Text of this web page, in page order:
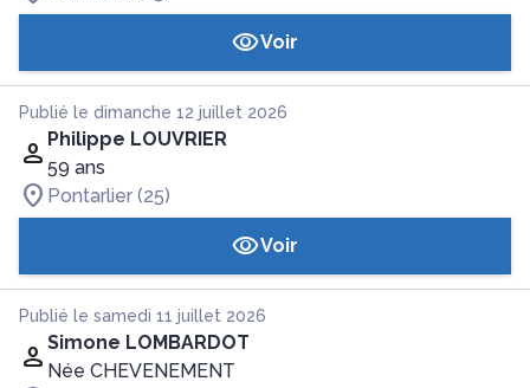
Voir
Publié le dimanche 12 juillet 2026
Philippe LOUVRIER
59 ans
Pontarlier (25)
Voir
Publié le samedi 11 juillet 2026
Simone LOMBARDOT
Née CHEVENEMENT